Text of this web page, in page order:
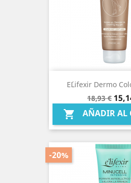
E´lifexir Dermo
Precio
base
18,93 €
 AÑADIR AL
-20%